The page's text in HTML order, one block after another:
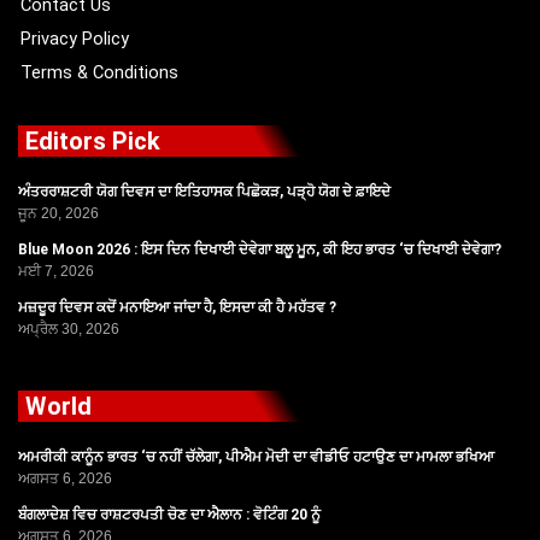
Contact Us
Privacy Policy
Terms & Conditions
Editors Pick
ਅੰਤਰਰਾਸ਼ਟਰੀ ਯੋਗ ਦਿਵਸ ਦਾ ਇਤਿਹਾਸਕ ਪਿਛੋਕੜ, ਪੜ੍ਹੋ ਯੋਗ ਦੇ ਫ਼ਾਇਦੇ
ਜੂਨ 20, 2026
Blue Moon 2026 : ਇਸ ਦਿਨ ਦਿਖਾਈ ਦੇਵੇਗਾ ਬਲੂ ਮੂਨ, ਕੀ ਇਹ ਭਾਰਤ ‘ਚ ਦਿਖਾਈ ਦੇਵੇਗਾ?
ਮਈ 7, 2026
ਮਜ਼ਦੂਰ ਦਿਵਸ ਕਦੋਂ ਮਨਾਇਆ ਜਾਂਦਾ ਹੈ, ਇਸਦਾ ਕੀ ਹੈ ਮਹੱਤਵ ?
ਅਪ੍ਰੈਲ 30, 2026
World
ਅਮਰੀਕੀ ਕਾਨੂੰਨ ਭਾਰਤ ‘ਚ ਨਹੀਂ ਚੱਲੇਗਾ, ਪੀਐਮ ਮੋਦੀ ਦਾ ਵੀਡੀਓ ਹਟਾਉਣ ਦਾ ਮਾਮਲਾ ਭਖਿਆ
ਅਗਸਤ 6, 2026
ਬੰਗਲਾਦੇਸ਼ ਵਿਚ ਰਾਸ਼ਟਰਪਤੀ ਚੋਣ ਦਾ ਐਲਾਨ : ਵੋਟਿੰਗ 20 ਨੂੰ
ਅਗਸਤ 6, 2026